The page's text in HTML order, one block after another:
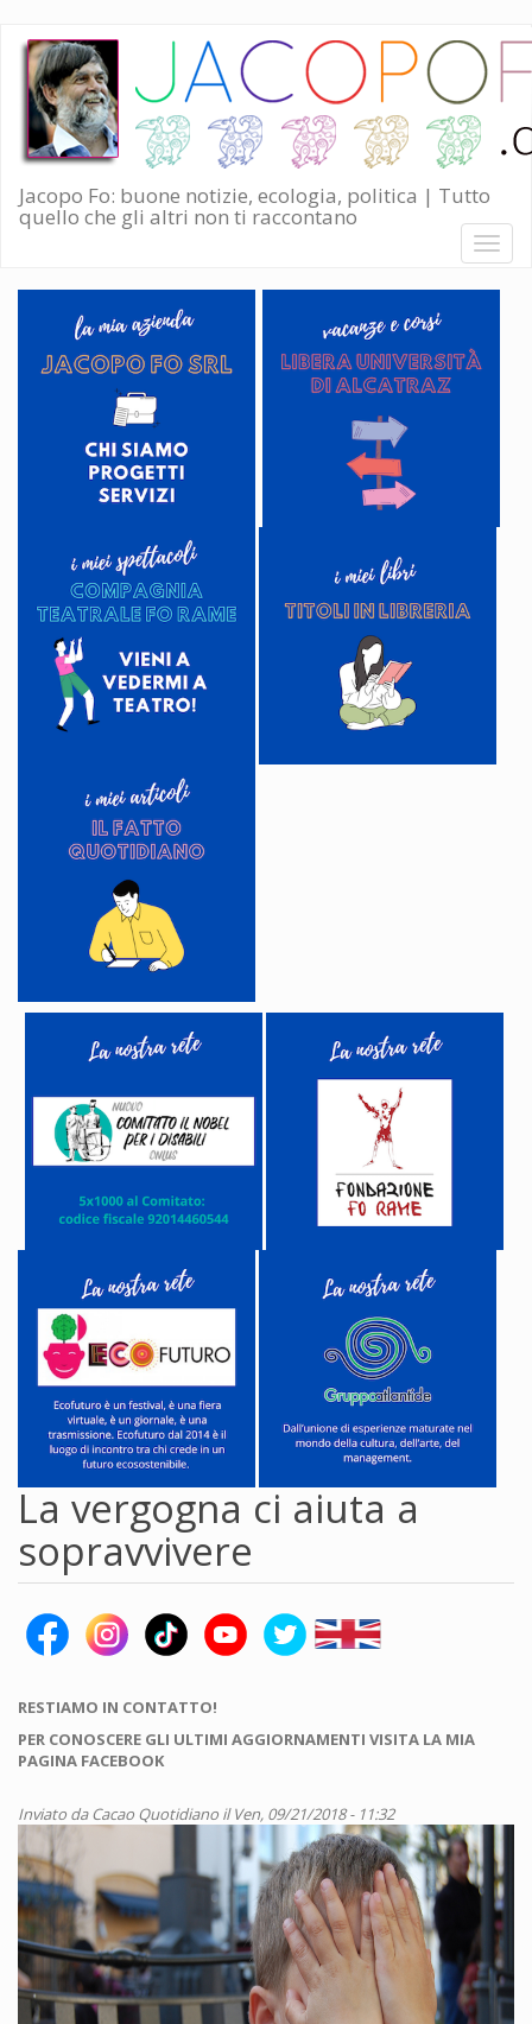
Salta
contenuto
principale
Jacopo Fo: buone notizie, ecologia, politica | Tutto
quello che gli altri non ti raccontano
Toggle
La vergogna ci aiuta a
sopravvivere
RESTIAMO IN CONTATTO!
PER CONOSCERE GLI ULTIMI AGGIORNAMENTI VISITA LA MIA
PAGINA FACEBOOK
Inviato daCacao Quotidiano il Ven, 09/21/2018 - 11:32